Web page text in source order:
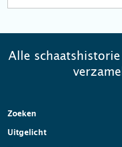
Alle
Zoeken
Uitgelicht